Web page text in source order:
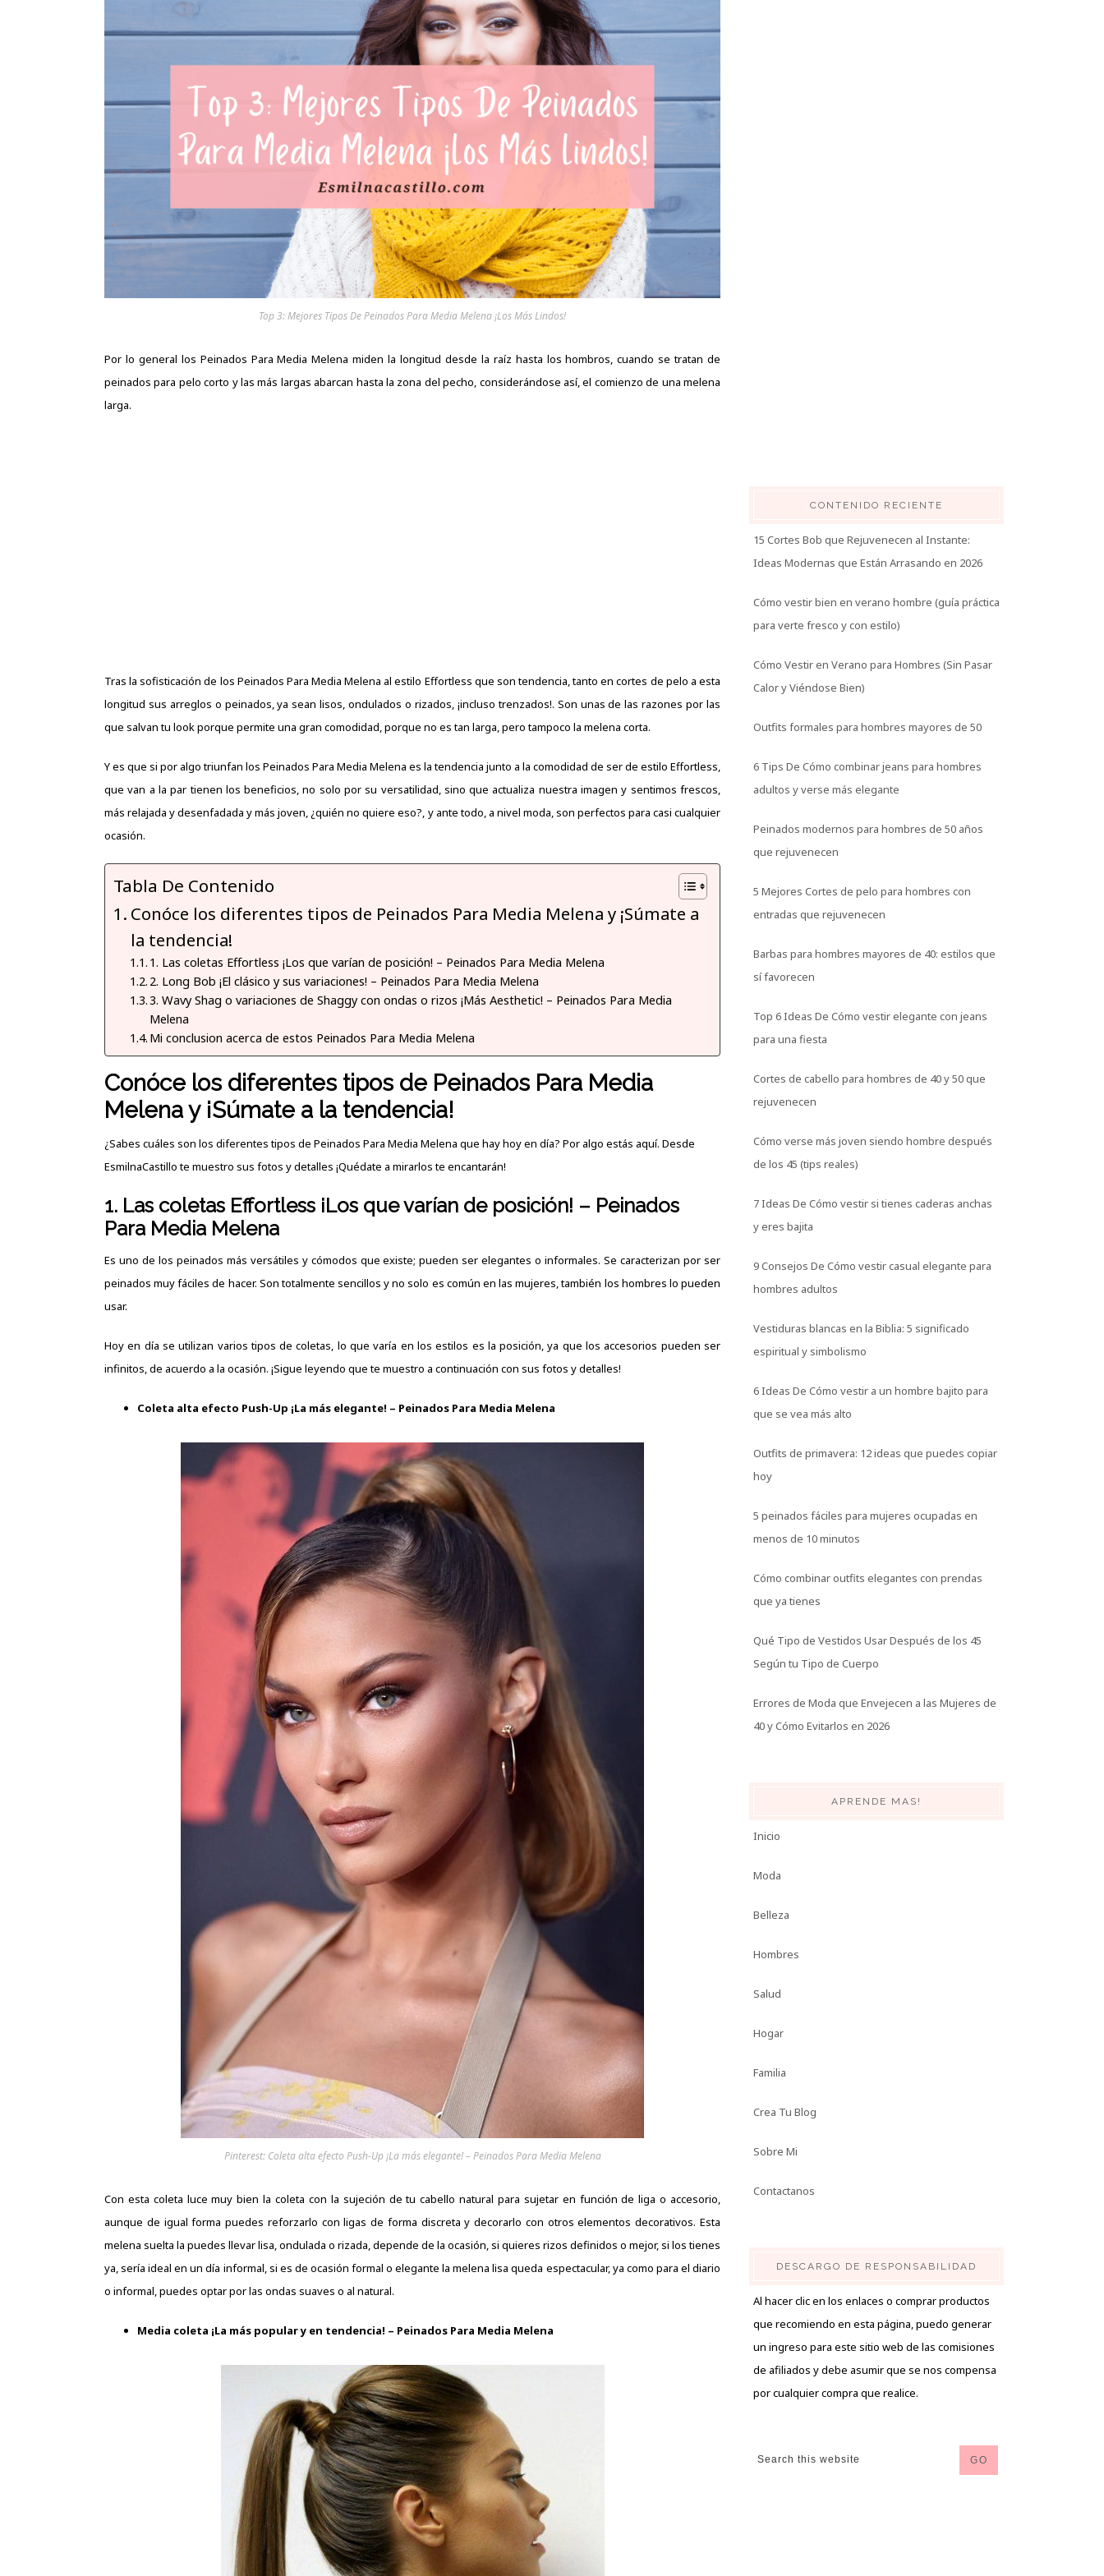
Top 3: Mejores Tipos De Peinados Para Media Melena ¡Los Más Lindos!
Por lo general los Peinados Para Media Melena miden la longitud desde la raíz hasta los hombros, cuando se tratan de
peinados para pelo corto y las más largas abarcan hasta la zona del pecho, considerándose así, el comienzo de una melena
larga.
Tras la sofisticación de los Peinados Para Media Melena al estilo Effortless que son tendencia, tanto en cortes de pelo a esta
longitud sus arreglos o peinados, ya sean lisos, ondulados o rizados, ¡incluso trenzados!. Son unas de las razones por las
que salvan tu look porque permite una gran comodidad, porque no es tan larga, pero tampoco la melena corta.
Y es que si por algo triunfan los Peinados Para Media Melena es la tendencia junto a la comodidad de ser de estilo Effortless,
que van a la par tienen los beneficios, no solo por su versatilidad, sino que actualiza nuestra imagen y sentimos frescos,
más relajada y desenfadada y más joven, ¿quién no quiere eso?, y ante todo, a nivel moda, son perfectos para casi cualquier
ocasión.
Tabla De Contenido
Conóce los diferentes tipos de Peinados Para Media Melena y ¡Súmate a
la tendencia!
1. Las coletas Effortless ¡Los que varían de posición! – Peinados Para Media Melena
2. Long Bob ¡El clásico y sus variaciones! – Peinados Para Media Melena
3. Wavy Shag o variaciones de Shaggy con ondas o rizos ¡Más Aesthetic! – Peinados Para Media
Melena
Mi conclusion acerca de estos Peinados Para Media Melena
Conóce los diferentes tipos de Peinados Para Media
Melena y ¡Súmate a la tendencia!
¿Sabes cuáles son los diferentes tipos de Peinados Para Media Melena que hay hoy en día? Por algo estás aquí. Desde
EsmilnaCastillote muestro sus fotos y detalles ¡Quédate a mirarlos te encantarán!
1. Las coletas Effortless ¡Los que varían de posición! – Peinados
Para Media Melena
Es uno de los peinados más versátiles y cómodos que existe; pueden ser elegantes o informales. Se caracterizan por ser
peinados muy fáciles de hacer. Son totalmente sencillos y no solo es común en las mujeres, también los hombres lo pueden
usar.
Hoy en día se utilizan varios tipos de coletas, lo que varía en los estilos es la posición, ya que los accesorios pueden ser
infinitos, de acuerdo a la ocasión. ¡Sigue leyendo que te muestro a continuación con sus fotos y detalles!
Coleta alta efecto Push-Up ¡La más elegante! – Peinados Para Media Melena
Pinterest: Coleta alta efecto Push-Up ¡La más elegante! – Peinados Para Media Melena
Con esta coleta luce muy bien la coleta con la sujeción de tu cabello natural para sujetar en función de liga o accesorio,
aunque de igual forma puedes reforzarlo con ligas de forma discreta y decorarlo con otros elementos decorativos. Esta
melena suelta la puedes llevar lisa, ondulada o rizada, depende de la ocasión, si quieres rizos definidos o mejor, si los tienes
ya, sería ideal en un día informal, si es de ocasión formal o elegante la melena lisa queda espectacular, ya como para el diario
o informal, puedes optar por las ondas suaves o al natural.
Media coleta ¡La más popular y en tendencia! – Peinados Para Media Melena
CONTENIDO RECIENTE
15 Cortes Bob que Rejuvenecen al Instante:
Ideas Modernas que Están Arrasando en 2026
Cómo vestir bien en verano hombre (guía práctica
para verte fresco y con estilo)
Cómo Vestir en Verano para Hombres (Sin Pasar
Calor y Viéndose Bien)
Outfits formales para hombres mayores de 50
6 Tips De Cómo combinar jeans para hombres
adultos y verse más elegante
Peinados modernos para hombres de 50 años
que rejuvenecen
5 Mejores Cortes de pelo para hombres con
entradas que rejuvenecen
Barbas para hombres mayores de 40: estilos que
sí favorecen
Top 6 Ideas De Cómo vestir elegante con jeans
para una fiesta
Cortes de cabello para hombres de 40 y 50 que
rejuvenecen
Cómo verse más joven siendo hombre después
de los 45 (tips reales)
7 Ideas De Cómo vestir si tienes caderas anchas
y eres bajita
9 Consejos De Cómo vestir casual elegante para
hombres adultos
Vestiduras blancas en la Biblia: 5 significado
espiritual y simbolismo
6 Ideas De Cómo vestir a un hombre bajito para
que se vea más alto
Outfits de primavera: 12 ideas que puedes copiar
hoy
5 peinados fáciles para mujeres ocupadas en
menos de 10 minutos
Cómo combinar outfits elegantes con prendas
que ya tienes
Qué Tipo de Vestidos Usar Después de los 45
Según tu Tipo de Cuerpo
Errores de Moda que Envejecen a las Mujeres de
40 y Cómo Evitarlos en 2026
APRENDE MAS!
Inicio
Moda
Belleza
Hombres
Salud
Hogar
Familia
Crea Tu Blog
Sobre Mi
Contactanos
DESCARGO DE RESPONSABILIDAD
Al hacer clic en los enlaces o comprar productos
que recomiendo en esta página, puedo generar
un ingreso para este sitio web de las comisiones
de afiliados y debe asumir que se nos compensa
por cualquier compra que realice.